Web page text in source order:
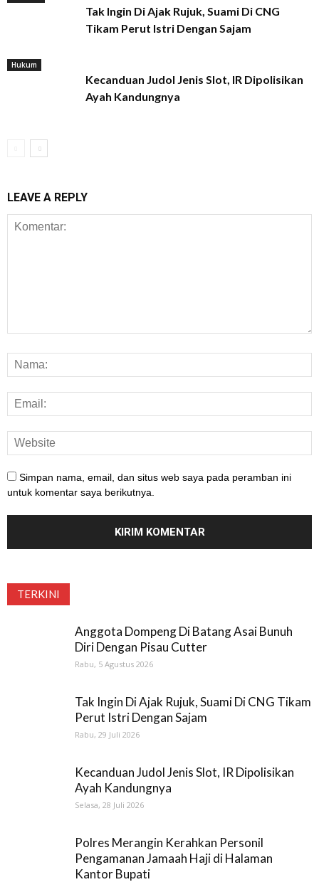
Tak Ingin Di Ajak Rujuk, Suami Di CNG
Tikam Perut Istri Dengan Sajam
Hukum
Kecanduan Judol Jenis Slot, IR Dipolisikan
Ayah Kandungnya
LEAVE A REPLY
Simpan nama, email, dan situs web saya pada peramban ini
untuk komentar saya berikutnya.
TERKINI
Anggota Dompeng Di Batang Asai Bunuh
Diri Dengan Pisau Cutter
Rabu, 5 Agustus 2026
Tak Ingin Di Ajak Rujuk, Suami Di CNG Tikam
Perut Istri Dengan Sajam
Rabu, 29 Juli 2026
Kecanduan Judol Jenis Slot, IR Dipolisikan
Ayah Kandungnya
Selasa, 28 Juli 2026
Polres Merangin Kerahkan Personil
Pengamanan Jamaah Haji di Halaman
Kantor Bupati